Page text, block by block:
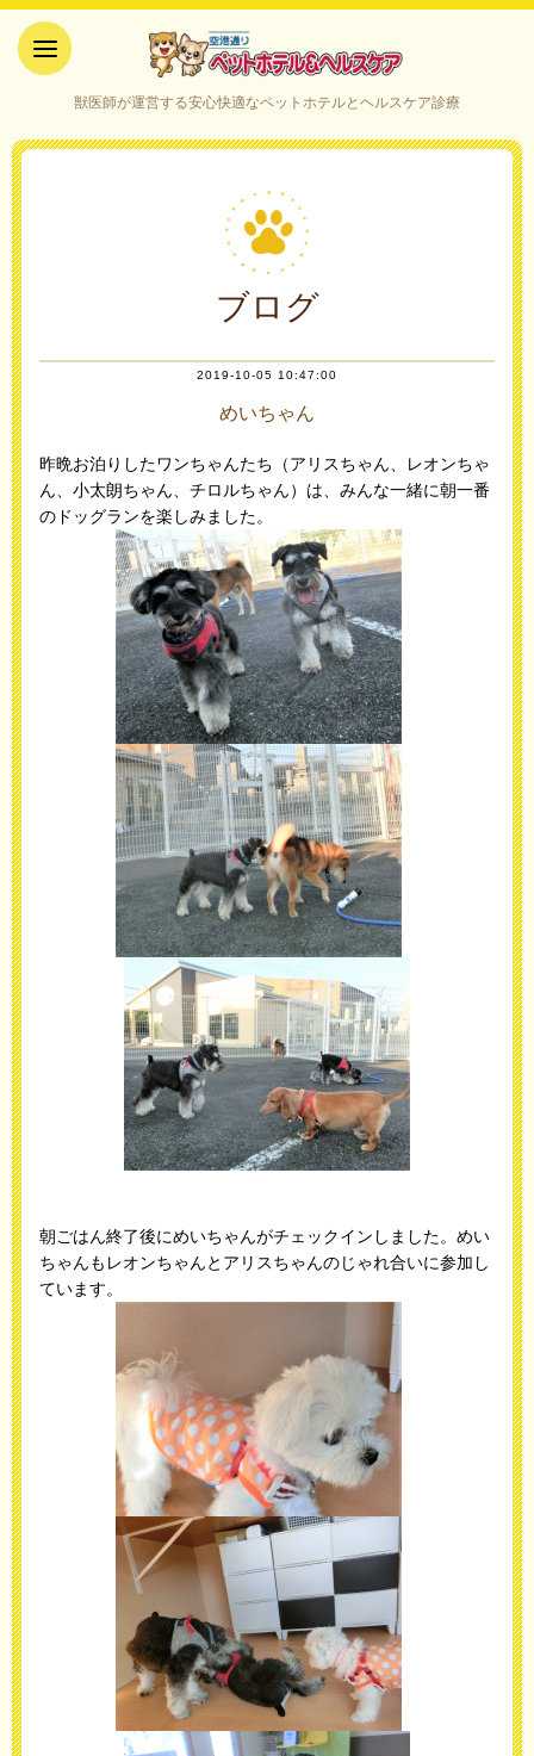
ケア｜山口県宇部市
獣医師が運営する安心快適なペットホテルとヘルスケア診療
ブログ
2019-10-05 10:47:00
めいちゃん
昨晩お泊りしたワンちゃんたち（アリスちゃん、レオンちゃ
ん、小太朗ちゃん、チロルちゃん）は、みんな一緒に朝一番
のドッグランを楽しみました。
朝ごはん終了後にめいちゃんがチェックインしました。めい
ちゃんもレオンちゃんとアリスちゃんのじゃれ合いに参加し
ています。